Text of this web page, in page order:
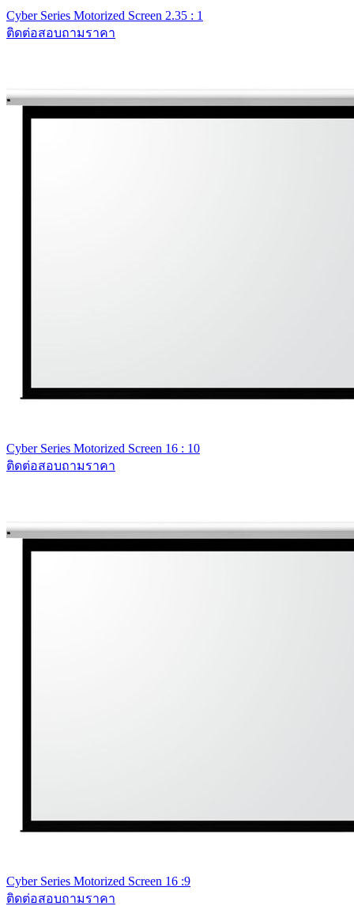
Cyber Series Motorized Screen 2.35 : 1
ติดต่อสอบถามราคา
Cyber Series Motorized Screen 16 : 10
ติดต่อสอบถามราคา
Cyber Series Motorized Screen 16 :9
ติดต่อสอบถามราคา